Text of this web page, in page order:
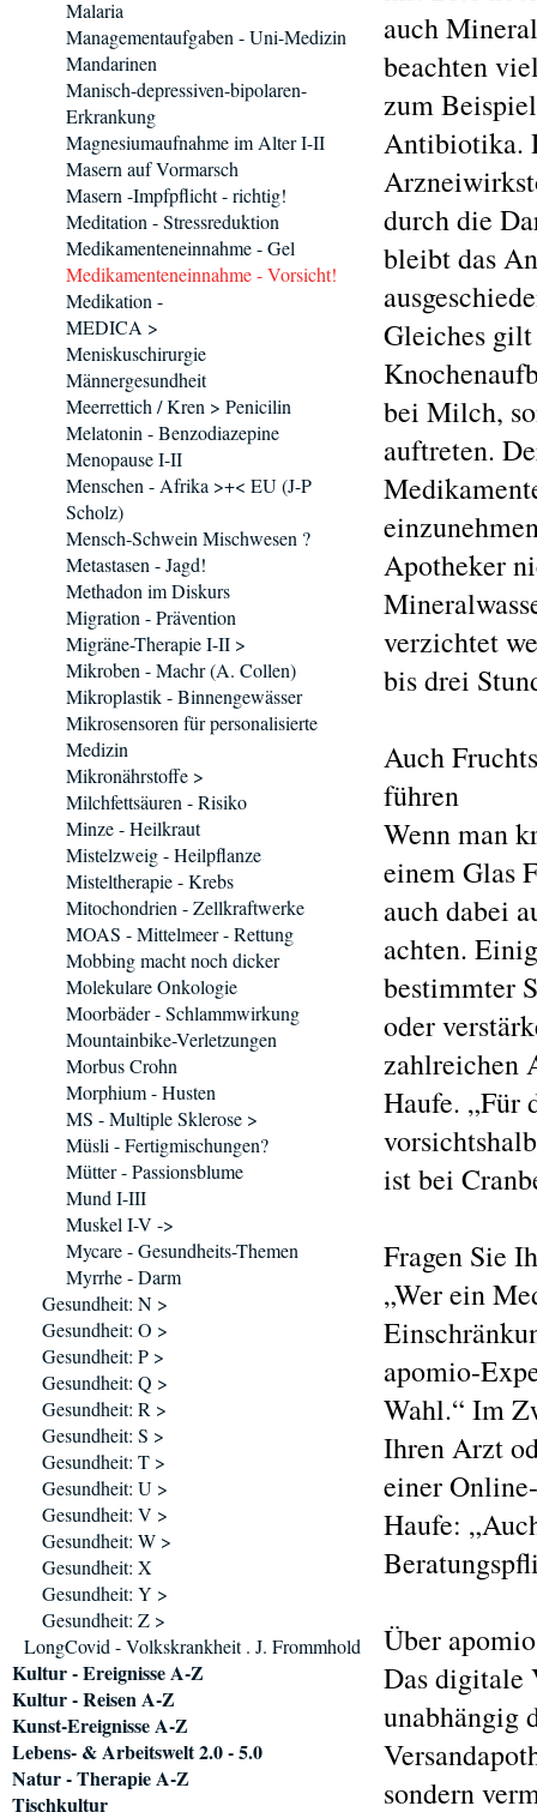
auch
beachten
zum
Antibiotika.
durch die
bleibt das
Gleiches
bei Milch,
auftreten.
Apotheker
verzichtet
bis drei
Auch
führen
Wenn man
einem Glas
auch dabei
achten.
bestimmter
oder
zahlreichen
Haufe. „Für
ist bei
Fragen Sie
„Wer ein
apomio-
Wahl.“ Im
Ihren Arzt
einer
Haufe:
Über
Das digitale
unabhängig
sondern
Malaria
Managementaufgaben - Uni-Medizin
Mandarinen
Manisch-depressiven-bipolaren-
Erkrankung
Magnesiumaufnahme im Alter I-II
Masern auf Vormarsch
Masern -Impfpflicht - richtig!
Meditation - Stressreduktion
Medikamenteneinnahme - Gel
Medikamenteneinnahme - Vorsicht!
Medikation -
MEDICA >
Meniskuschirurgie
Männergesundheit
Meerrettich / Kren > Penicilin
Melatonin - Benzodiazepine
Menopause I-II
Menschen - Afrika >+< EU (J-P
Scholz)
Mensch-Schwein Mischwesen ?
Metastasen - Jagd!
Methadon im Diskurs
Migration - Prävention
Migräne-Therapie I-II >
Mikroben - Machr (A. Collen)
Mikroplastik - Binnengewässer
Mikrosensoren für personalisierte
Medizin
Mikronährstoffe >
Milchfettsäuren - Risiko
Minze - Heilkraut
Mistelzweig - Heilpflanze
Misteltherapie - Krebs
Mitochondrien - Zellkraftwerke
MOAS - Mittelmeer - Rettung
Mobbing macht noch dicker
Molekulare Onkologie
Moorbäder - Schlammwirkung
Mountainbike-Verletzungen
Morbus Crohn
Morphium - Husten
MS - Multiple Sklerose >
Müsli - Fertigmischungen?
Mütter - Passionsblume
Mund I-III
Muskel I-V ->
Mycare - Gesundheits-Themen
Myrrhe - Darm
Gesundheit: N >
Gesundheit: O >
Gesundheit: P >
Gesundheit: Q >
Gesundheit: R >
Gesundheit: S >
Gesundheit: T >
Gesundheit: U >
Gesundheit: V >
Gesundheit: W >
Gesundheit: X
Gesundheit: Y >
Gesundheit: Z >
LongCovid - Volkskrankheit . J. Frommhold
Kultur - Ereignisse A-Z
Kultur - Reisen A-Z
Kunst-Ereignisse A-Z
Lebens- & Arbeitswelt 2.0 - 5.0
Natur - Therapie A-Z
Tischkultur